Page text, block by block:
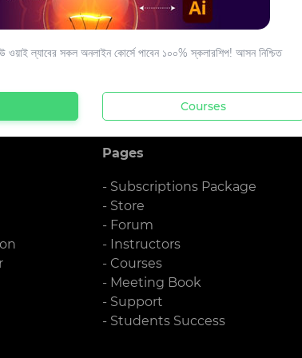
Pages
- Subscriptions Package
- Store
- Forum
- Instructors
- Courses
- Meeting Book
- Support
- Students Success
ল্যাবের সকল অনলাইন কোর্সে পাবেন ১০০% স্কলারশিপ! আসন নিশ্চিত
Courses